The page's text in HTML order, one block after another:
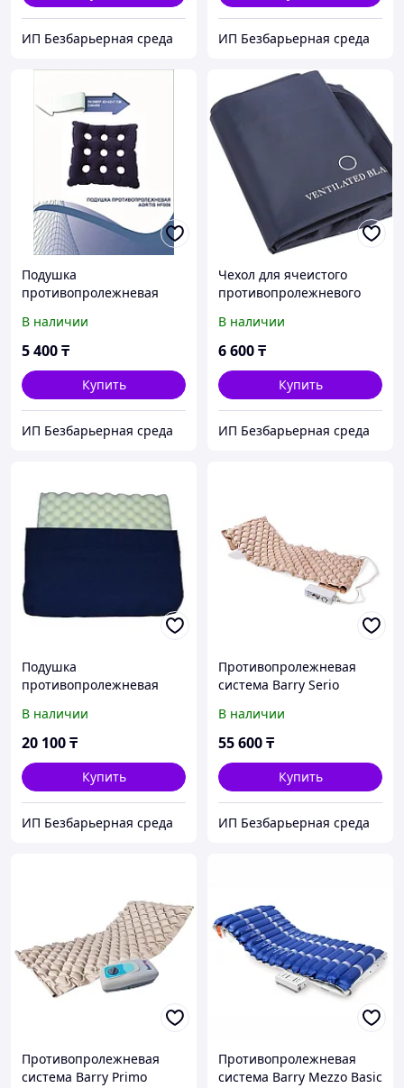
ИП Безбарьерная среда ИП Безбарьерная среда
Подушка
противопролежневая
В наличии
5 400₸
Купить
ИП Безбарьерная среда
Чехол для ячеистого
противопролежневого
В наличии
6 600₸
Купить
ИП Безбарьерная среда
Подушка
противопролежневая
В наличии
20 100₸
Купить
ИП Безбарьерная среда
Противопролежневая
система Barry Serio
В наличии
55 600₸
Купить
ИП Безбарьерная среда
Противопролежневая
система Barry Primo
Противопролежневая
система Barry Mezzo Basic